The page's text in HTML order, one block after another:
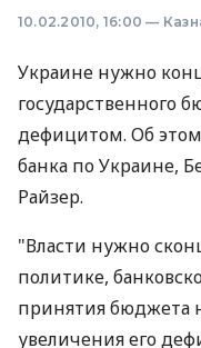
10.02.2010, 16:00 —
Украине нужно
государственного
дефицитом. Об
банка по Украине,
Райзер.
"Власти нужно
политике,
принятия бюджета
увеличения его